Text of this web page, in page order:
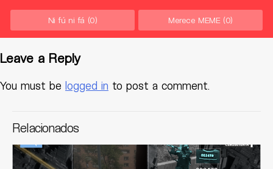
Ni fú ni fá (0) Merece MEME (0)
Leave a Reply
You must be logged in to post a comment.
Relacionados